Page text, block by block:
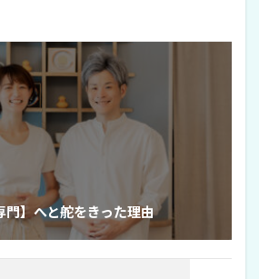
門】へと舵をきった理由